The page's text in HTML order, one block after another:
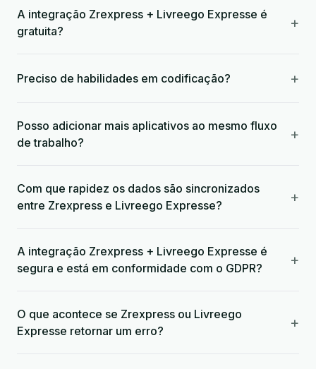
A integração Zrexpress + Livreego Expresse é
gratuita?
+
Preciso de habilidades em codificação? +
Posso adicionar mais aplicativos ao mesmo fluxo
de trabalho?
+
Com que rapidez os dados são sincronizados
entre Zrexpress e Livreego Expresse?
+
A integração Zrexpress + Livreego Expresse é
segura e está em conformidade com o GDPR?
+
O que acontece se Zrexpress ou Livreego
Expresse retornar um erro?
+